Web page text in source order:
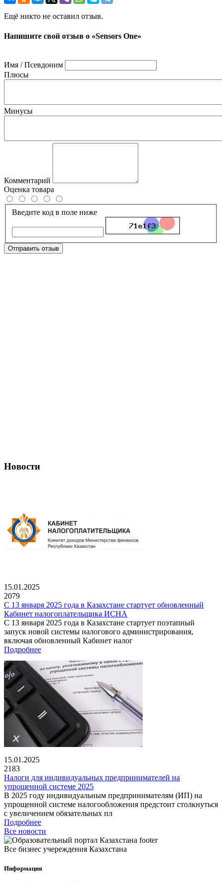
Ещё никто не оставил отзыв.
Напишите свой отзыв о «Sensors One»
Имя / Псевдоним
Плюсы
Минусы
Комментарий
Оценка товара
Введите код в поле ниже
Отправить отзыв
Новости
15.01.2025
2079
С 13 января 2025 года в Казахстане стартует обновленный
Кабинет налогоплательщика ИСНА
С 13 января 2025 года в Казахстане стартует поэтапный
запуск новой системы налогового администрирования,
включая обновленный Кабинет налог
Подробнее
15.01.2025
2183
Налоги для индивидуальных предпринимателей на
упрощенной системе 2025
В 2025 году индивидуальным предпринимателям (ИП) на
упрощенной системе налогообложения предстоит столкнуться
с увеличением обязательных пл
Подробнее
Все новости
Все бизнес учереждения Казахстана
Информация